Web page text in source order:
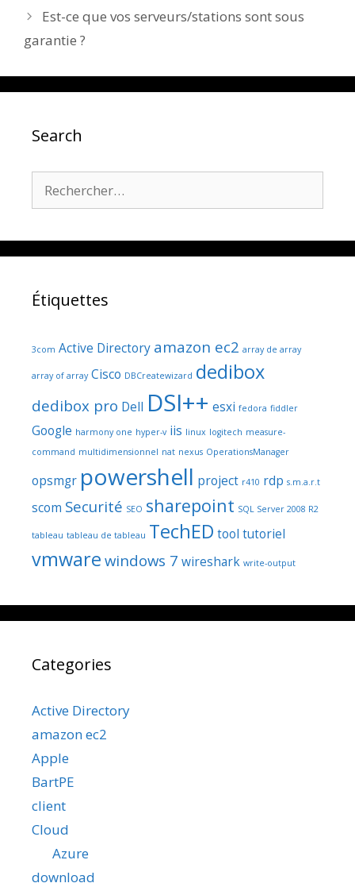
Est-ce que vos serveurs/stations sont sous
garantie ?
Search
Étiquettes
3com Active Directory amazon ec2 array de array
array of array Cisco DBCreatewizard dedibox
dedibox pro Dell DSI++ esxi fedora fiddler
Google harmony one hyper-v iis linux logitech measure-
command multidimensionnel nat nexus OperationsManager
opsmgr powershell project r410 rdp s.m.a.r.t
scom Securité SEO sharepoint SQL Server 2008 R2
tableau tableau de tableau TechED tool tutoriel
vmware windows 7 wireshark write-output
Categories
Active Directory
amazon ec2
Apple
BartPE
client
Cloud
Azure
download